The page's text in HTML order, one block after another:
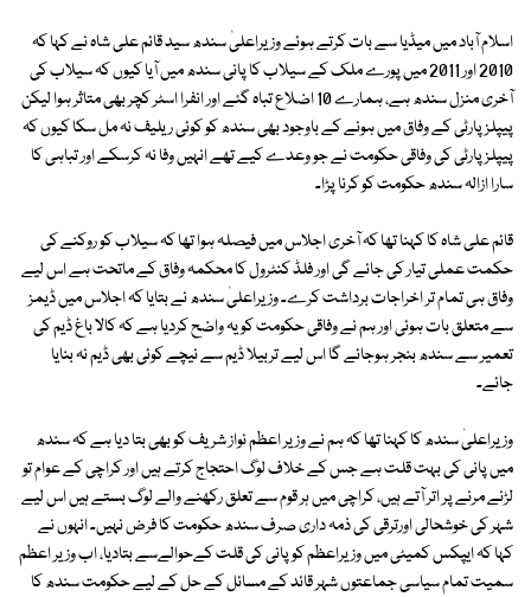
اسلام آباد میں میڈیا سے بات کرتے ہوئے وزیراعلیٰ سندھ سید قائم علی شاہ نے کہا کہ
2010 اور 2011 میں پورے ملک کے سیلاب کا پانی سندھ میں آیا کیوں کہ سیلاب کی
آخری منزل سندھ ہے، ہمارے 10 اضلاع تباہ گئے اور انفرا اسٹر کچر بھی متاثر ہوا لیکن
پیپلز پارٹی کے وفاق میں ہونے کے باوجود بھی سندھ کو کوئی ریلیف نہ مل سکا کیوں کہ
پیپلز پارٹی کی وفاقی حکومت نے جو وعدے کیے تھے انہیں وفا نہ کرسکے اور تباہی کا
سارا ازالہ سندھ حکومت کو کرنا پڑا۔
قائم علی شاہ کا کہنا تھا کہ آخری اجلاس میں فیصلہ ہوا تھا کہ سیلاب کو روکنے کی
حکمت عملی تیار کی جائے گی اور فلڈ کنٹرول کا محکمہ وفاق کے ماتحت ہے اس لیے
وفاق ہی تمام تر اخراجات برداشت کرے۔ وزیراعلیٰ سندھ نے بتایا کہ اجلاس میں ڈیمز
سے متعلق بات ہوئی اور ہم نے وفاقی حکومت کو یہ واضح کردیا ہے کہ کالا باغ ڈیم کی
تعمیر سے سندھ بنجر ہوجائے گا اس لیے تربیلا ڈیم سے نیچے کوئی بھی ڈیم نہ بنایا
جائے۔
وزیراعلیٰ سندھ کا کہنا تھا کہ ہم نے وزیر اعظم نواز شریف کو بھی بتا دیا ہے کہ سندھ
میں پانی کی بہت قلت ہے جس کے خلاف لوگ احتجاج کرتے ہیں اور کراچی کے عوام تو
لڑنے مرنے پر اتر آتے ہیں، کراچی میں ہر قوم سے تعلق رکھنے والے لوگ بستے ہیں اس لیے
شہر کی خوشحالی اورترقی کی ذمہ داری صرف سندھ حکومت کا فرض نہیں۔ انہوں نے
کہا کہ ایپکس کمیٹی میں وزیراعظم کو پانی کی قلت کےحوالےسے بتادیا، اب وزیر اعظم
سمیت تمام سیاسی جماعتوں شہر قائد کے مسائل کے حل کے لیے حکومت سندھ کا